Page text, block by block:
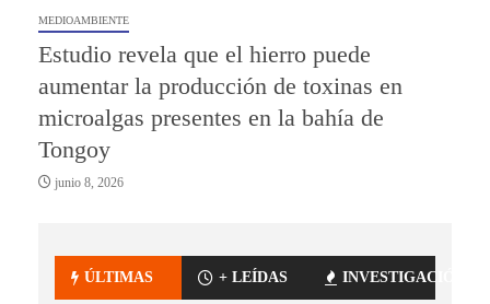
MEDIOAMBIENTE
Estudio revela que el hierro puede
aumentar la producción de toxinas en
microalgas presentes en la bahía de
Tongoy
junio 8, 2026
ÚLTIMAS + LEÍDAS INVESTIGACIÓN